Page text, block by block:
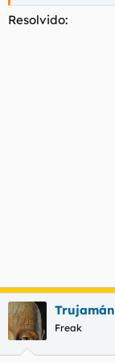
Resolvido:
Trujamán
Freak